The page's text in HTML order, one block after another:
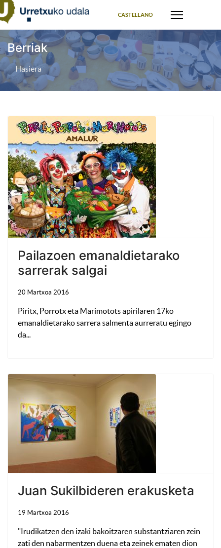
CASTELLANO
Berriak
Hasiera
Pailazoen emanaldietarako
sarrerak salgai
20 Martxoa 2016
Piritx, Porrotx eta Marimotots apirilaren 17ko
emanaldietarako sarrera salmenta aurreratu egingo
da...
Juan Sukilbideren erakusketa
19 Martxoa 2016
"Irudikatzen den izaki bakoitzaren substantziaren zein
zati den nabarmentzen duena eta zeinek ematen dion